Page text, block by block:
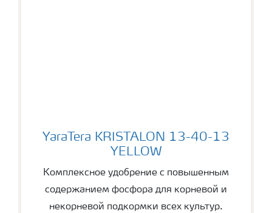
YaraTera KRISTALON 13-40-13
YELLOW
Комплексное удобрение с повышенным
содержанием фосфора для корневой и
некорневой подкормки всех культур.